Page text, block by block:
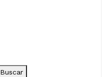
Buscar